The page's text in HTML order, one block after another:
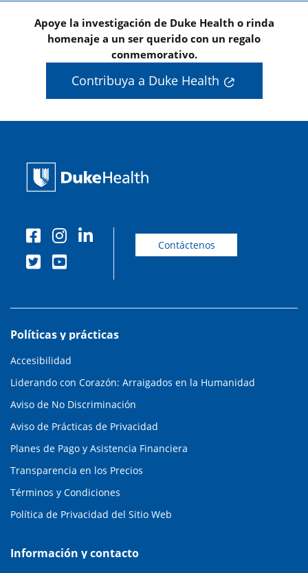
Apoye la investigación de Duke Health o rinda
homenaje a un ser querido con un regalo
conmemorativo.
Contribuya a Duke Health
Contáctenos
Políticas y prácticas
Accesibilidad
Liderando con Corazón: Arraigados en la Humanidad
Aviso de No Discriminación
Aviso de Prácticas de Privacidad
Planes de Pago y Asistencia Financiera
Transparencia en los Precios
Términos y Condiciones
Política de Privacidad del Sitio Web
Información y contacto